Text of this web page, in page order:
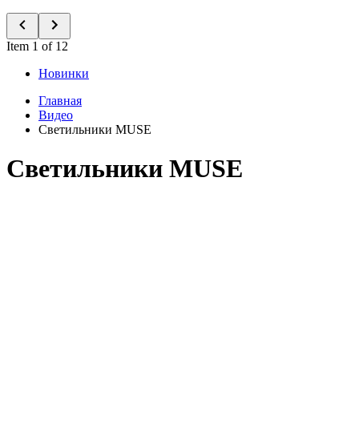
Item 1 of 12
Новинки
Главная
Видео
Светильники MUSE
Светильники MUSE